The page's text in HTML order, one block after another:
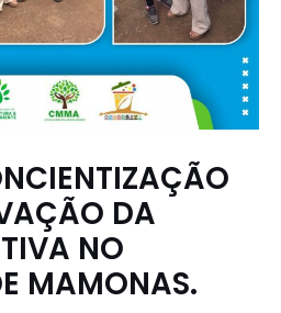
DA
NO
MAMONAS.